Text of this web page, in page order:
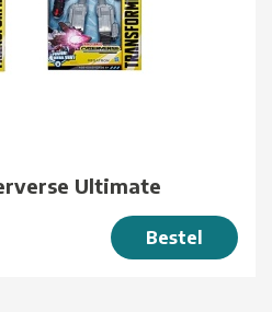
Ultimate
Bestel